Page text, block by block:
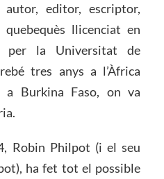
editor, escriptor,
llicenciat en
per la Universitat de
tres anys a l’Àfrica
a Burkina Faso, on va
Robin Philpot (i el seu
ha fet tot el possible